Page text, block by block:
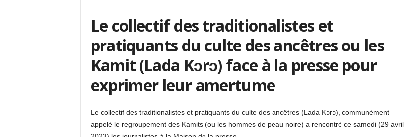
Le collectif des traditionalistes et
pratiquants du culte des ancêtres ou les
Kamit (Lada Kɔrɔ) face à la presse pour
exprimer leur amertume
Le collectif des traditionalistes et pratiquants du culte des ancêtres (Lada Kɔrɔ), communément
appelé le regroupement des Kamits (ou les hommes de peau noire) a rencontré ce samedi (29 avril